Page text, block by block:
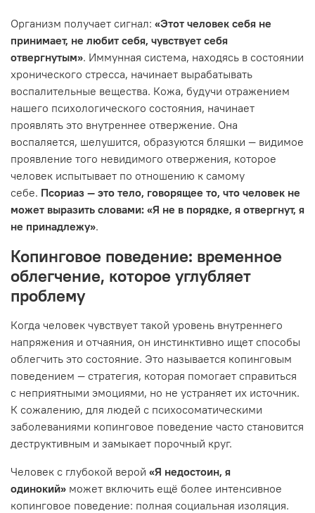
Организм получает сигнал: «Этот человек себя не
принимает, не любит себя, чувствует себя
отвергнутым». Иммунная система, находясь в состоянии
хронического стресса, начинает вырабатывать
воспалительные вещества. Кожа, будучи отражением
нашего психологического состояния, начинает
проявлять это внутреннее отвержение. Она
воспаляется, шелушится, образуются бляшки — видимое
проявление того невидимого отвержения, которое
человек испытывает по отношению к самому
себе. Псориаз — это тело, говорящее то, что человек не
может выразить словами: «Я не в порядке, я отвергнут, я
не принадлежу».
Копинговое поведение: временное
облегчение, которое углубляет
проблему
Когда человек чувствует такой уровень внутреннего
напряжения и отчаяния, он инстинктивно ищет способы
облегчить это состояние. Это называется копинговым
поведением — стратегия, которая помогает справиться
с неприятными эмоциями, но не устраняет их источник.
К сожалению, для людей с психосоматическими
заболеваниями копинговое поведение часто становится
деструктивным и замыкает порочный круг.
Человек с глубокой верой «Я недостоин, я
одинокий» может включить ещё более интенсивное
копинговое поведение: полная социальная изоляция.